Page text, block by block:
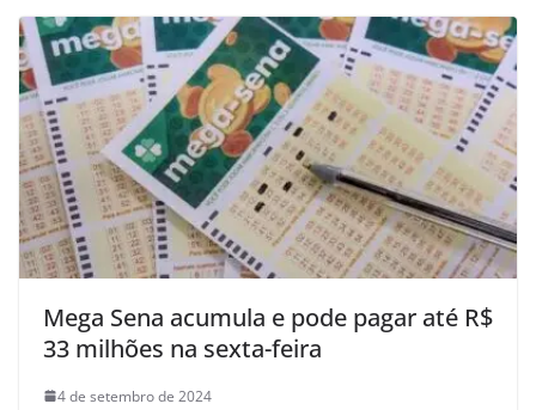
Mega Sena acumula e pode pagar até R$
33 milhões na sexta-feira
4 de setembro de 2024